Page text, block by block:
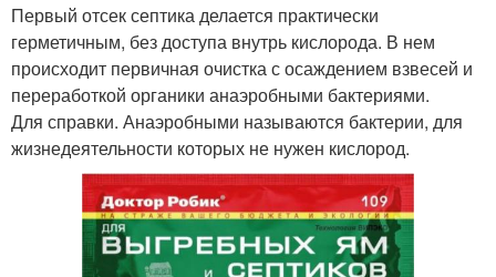
Первый отсек септика делается практически
герметичным, без доступа внутрь кислорода. В нем
происходит первичная очистка с осаждением взвесей и
переработкой органики анаэробными бактериями.
Для справки. Анаэробными называются бактерии, для
жизнедеятельности которых не нужен кислород.